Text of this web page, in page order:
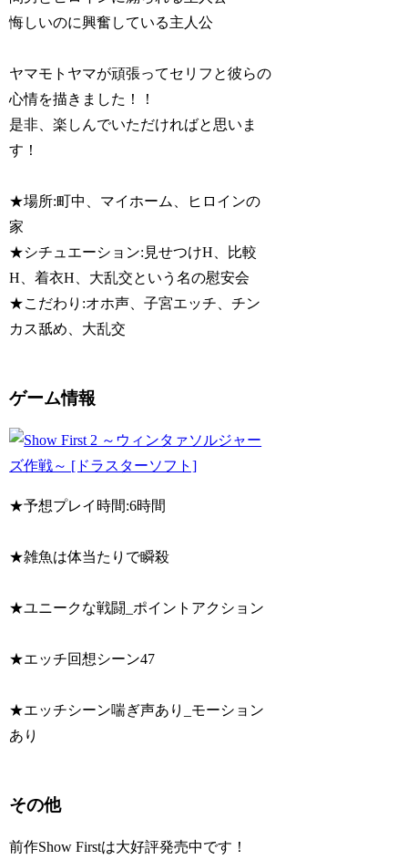
悔しいのに興奮している主人公
ヤマモトヤマが頑張ってセリフと彼らの
心情を描きました！！
是非、楽しんでいただければと思いま
す！
★場所:町中、マイホーム、ヒロインの
家
★シチュエーション:見せつけH、比較
H、着衣H、大乱交という名の慰安会
★こだわり:オホ声、子宮エッチ、チン
カス舐め、大乱交
ゲーム情報
★予想プレイ時間:6時間
★雑魚は体当たりで瞬殺
★ユニークな戦闘_ポイントアクション
★エッチ回想シーン47
★エッチシーン喘ぎ声あり_モーション
あり
その他
前作Show Firstは大好評発売中です！